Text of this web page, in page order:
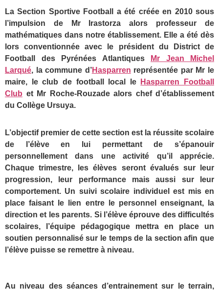
La Section Sportive Football a été créée en 2010 sous
l’impulsion de Mr Irastorza alors professeur de
mathématiques dans notre établissement. Elle a été dès
lors conventionnée avec le président du District de
Football des Pyrénées Atlantiques
Mr Jean Michel
Larqué, la commune d’Hasparren représentée par Mr le
maire, le club de football local le
Hasparren Football
Club et Mr Roche-Rouzade alors chef d’établissement
du Collège Ursuya.
L’objectif premier de cette section est la réussite scolaire
de l’élève en lui permettant de s’épanouir
personnellement dans une activité qu’il apprécie.
Chaque trimestre, les élèves seront évalués sur leur
progression, leur performance mais aussi sur leur
comportement. Un suivi scolaire individuel est mis en
place faisant le lien entre le personnel enseignant, la
direction et les parents. Si l’élève éprouve des difficultés
scolaires, l’équipe pédagogique mettra en place un
soutien personnalisé sur le temps de la section afin que
l’élève puisse se remettre à niveau.
Au niveau des séances d’entrainement sur le terrain,